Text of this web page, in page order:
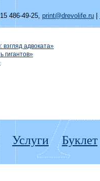
486-49-25, print@drevolife.ru
адвоката»
гигантов»
Услуги Буклет